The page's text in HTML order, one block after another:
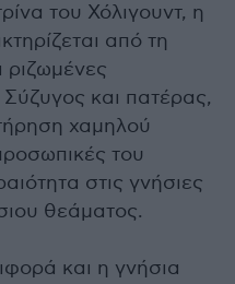
του Χόλιγουντ, η
από τη
ριζωμένες
Σύζυγος και πατέρας,
χαμηλού
του
στις γνήσιες
θεάματος.
και η γνήσια